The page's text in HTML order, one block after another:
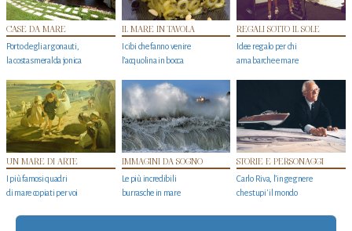
CASE DA MARE
Porto degli argonauti,
la costa smeralda jonica
IL MARE IN TAVOLA
I cibi che fanno venire
l’acquolina in bocca
REGALI SOTTO IL SOLE
Idee regalo per chi
ama barche e mare
UN MARE DI ARTE
I più famosi quadri
di mare copiati per voi
IMMAGINI DA SOGNO
Le più incredibili
burrasche in mare
STORIE E PERSONAGGI
Carlo Riva, l’ingegnere
che stupi' il mondo